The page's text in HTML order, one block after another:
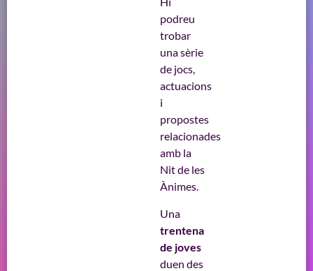
podreu
trobar
una sèrie
de jocs,
actuacions
i
propostes
relacionades
amb la
Nit de les
Ànimes.
Una
trentena
de joves
duen des